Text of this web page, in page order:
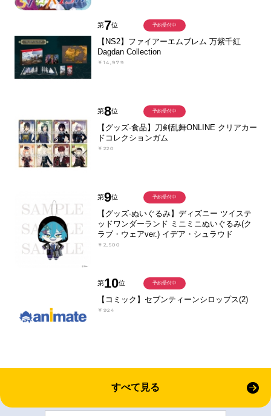
第7位
【NS2】ファイアーエムブレム 万紫千紅
Dagdan Collection
￥14,979
予約受付中
第8位
【グッズ-食品】刀剣乱舞ONLINE クリアカー
ドコレクションガム
￥220
予約受付中
第9位
【グッズ-ぬいぐるみ】ディズニー ツイステ
ッドワンダーランド ミニミニぬいぐるみ(ク
ラブ・ウェアver.) イデア・シュラウド
￥2,500
予約受付中
第10位
【コミック】セブンティーンシロップス(2)
￥924
予約受付中
すべて見る